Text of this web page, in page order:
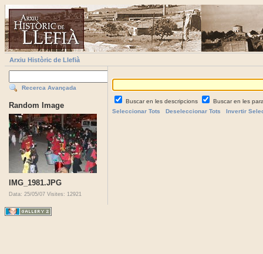
Arxiu Històric de Llefià
Recerca Avançada
Random Image
IMG_1981.JPG
Data: 25/05/07 Visites: 12921
Buscar en les descripcions
Buscar en les
Seleccionar Tots
Deseleccionar Tots Invertir